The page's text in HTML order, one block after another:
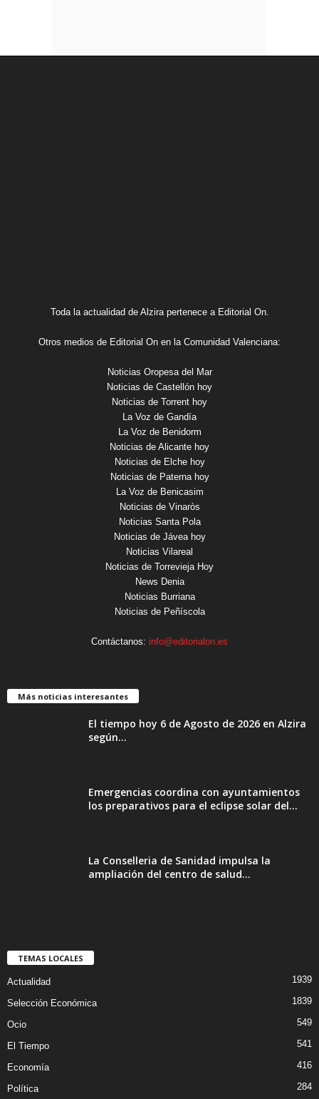
Toda la actualidad de Alzira pertenece a Editorial On.
Otros medios de Editorial On en la Comunidad Valenciana:
Noticias Oropesa del Mar
Noticias de Castellón hoy
Noticias de Torrent hoy
La Voz de Gandía
La Voz de Benidorm
Noticias de Alicante hoy
Noticias de Elche hoy
Noticias de Paterna hoy
La Voz de Benicasim
Noticias de Vinaròs
Noticias Santa Pola
Noticias de Jávea hoy
Noticias Vilareal
Noticias de Torrevieja Hoy
News Denia
Noticias Burriana
Noticias de Peñíscola
Contáctanos: info@editorialon.es
Más noticias interesantes
El tiempo hoy 6 de Agosto de 2026 en Alzira
según...
Emergencias coordina con ayuntamientos
los preparativos para el eclipse solar del...
La Conselleria de Sanidad impulsa la
ampliación del centro de salud...
TEMAS LOCALES
Actualidad 1939
Selección Económica 1839
Ocio 549
El Tiempo 541
Economía 416
Política 284